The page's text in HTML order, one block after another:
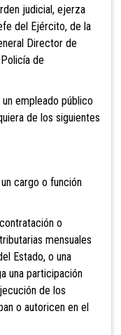
judicial, ejerza
del Ejército, de la
Director de
de
empleado público
de los siguientes
cargo o función
o
mensuales
Estado, o una
una participación
de los
o autoricen en el